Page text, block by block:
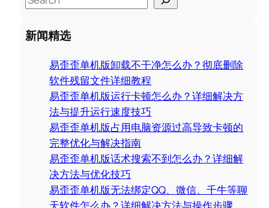
e
a
r
新闻精选
易歪歪单机版卸载不干净怎么办？彻底删除
软件残留文件详细教程
易歪歪单机版运行卡顿怎么办？详细解决方
法与提升运行速度技巧
易歪歪单机版占用电脑资源过高导致卡顿的
完整优化与解决指南
易歪歪单机版话术搜索不到怎么办？详细解
决方法与优化技巧
易歪歪单机版无法绑定QQ、微信、千牛等聊